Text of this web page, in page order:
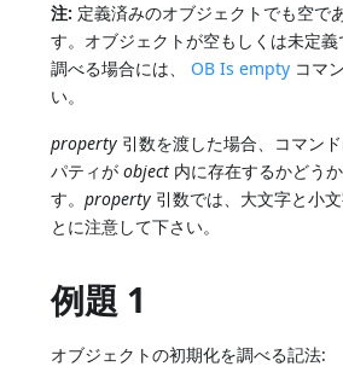
注: 定義済みのオブジェクトでも空で
す。オブジェクトが空もしくは未定
調べる場合には、 OB Is empty コマ
い。
property 引数を渡した場合、コマン
パティがobject 内に存在するかどう
す。property 引数では、大文字と小
とに注意して下さい。
例題 1
オブジェクトの初期化を調べる記法: